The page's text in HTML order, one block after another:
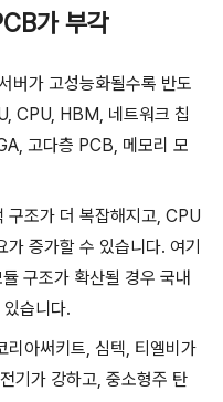
가 부각
버가 고성능화될수록 반도
CPU, HBM, 네트워크 칩
고다층 PCB, 메모리 모
구조가 더 복잡해지고, CPU
증가할 수 있습니다. 여기
구조가 확산될 경우 국내
습니다.
리아써키트, 심텍, 티엘비가
기가 강하고, 중소형주 탄